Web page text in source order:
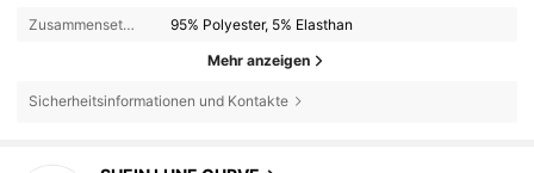
Zusammensetzung: 95% Polyester, 5% Elasthan
Mehr anzeigen
Sicherheitsinformationen und Kontakte